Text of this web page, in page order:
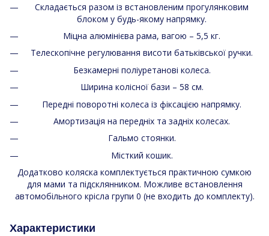
Складається разом із встановленим прогулянковим
блоком у будь-якому напрямку.
Міцна алюмінієва рама, вагою – 5,5 кг.
Телескопічне регулювання висоти батьківської ручки.
Безкамерні поліуретанові колеса.
Ширина колісної бази – 58 см.
Передні поворотні колеса із фіксацією напрямку.
Амортизація на передніх та задніх колесах.
Гальмо стоянки.
Місткий кошик.
Додатково коляска комплектується практичною сумкою
для мами та підсклянником. Можливе встановлення
автомобільного крісла групи 0 (не входить до комплекту).
Характеристики